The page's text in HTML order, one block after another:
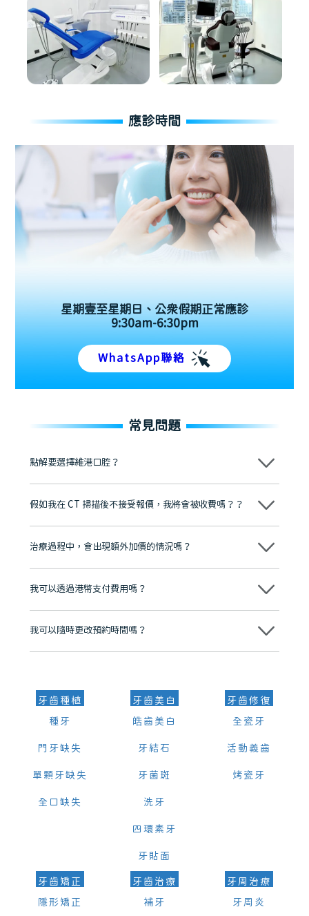
應診時間
星期壹至星期日、公眾假期正常應診
9:30am-6:30pm
WhatsApp聯絡
常見問題
點解要選擇維港口腔？
維港口腔踐行「醫道濟世」的大學校訓，各分院匯聚來自香港、內地的
牌」、「2025香港企業領袖品牌」，是諾貝爾種植系統全球放心植牙中
至今已服務超過三十個國家和地區的顧客，受到粵港澳大灣區及周邊城
市市民極高的口碑評價及信任推薦 珠海、深圳設有八大分院，香港亦設
有咨詢及服務保障中心，有任何問題都可以隨時預約免費咨詢，讓人十
假如我在 CT 掃描後不接受報價，我將會被收費嗎？？
不會！只要未開始實際服務之前，你不會被收取任何費用。
治療過程中，會出現額外加價的情況嗎？
不會，治療前我們會詳細說明治療方案及對應的價錢，顧客同意並簽字
我可以透過港幣支付費用嗎？
可以。維港口腔會按照當日匯率轉算收取費用，而匯率會及時告知客人
我可以隨時更改預約時間嗎？
可以，請盡早通過wechat或whatsapp聯絡我們，告知我們你原本預約
牙齒種植
種牙
門牙缺失
單顆牙缺失
全口缺失
牙齒美白
皓齒美白
牙結石
牙菌斑
洗牙
四環素牙
牙貼面
牙齒修復
全瓷牙
活動義齒
烤瓷牙
牙齒矯正
隱形矯正
牙齒治療
補牙
牙周治療
牙周炎